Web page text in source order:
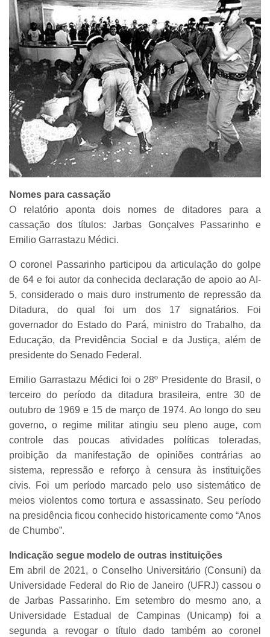
Nomes para cassação
O relatório aponta dois nomes de ditadores para a
cassação dos títulos: Jarbas Gonçalves Passarinho e
Emilio Garrastazu Médici.
O coronel Passarinho participou da articulação do golpe
de 64 e foi autor da conhecida declaração de apoio ao AI-
5, considerado o mais duro instrumento de repressão da
Ditadura, do qual foi um dos 17 signatários. Foi
governador do Estado do Pará, ministro do Trabalho, da
Educação, da Previdência Social e da Justiça, além de
presidente do Senado Federal.
Emilio Garrastazu Médici foi o 28º Presidente do Brasil, o
terceiro do período da ditadura brasileira, entre 30 de
outubro de 1969 e 15 de março de 1974. Ao longo do seu
governo, o regime militar atingiu seu pleno auge, com
controle das poucas atividades políticas toleradas,
proibição da manifestação de opiniões contrárias ao
sistema, repressão e reforço à censura às instituições
civis. Foi um período marcado pelo uso sistemático de
meios violentos como tortura e assassinato. Seu período
na presidência ficou conhecido historicamente como “Anos
de Chumbo”.
Indicação segue modelo de outras instituições
Em abril de 2021, o Conselho Universitário (Consuni) da
Universidade Federal do Rio de Janeiro (UFRJ) cassou o
de Jarbas Passarinho. Em setembro do mesmo ano, a
Universidade Estadual de Campinas (Unicamp) foi a
segunda a revogar o título dado também ao coronel